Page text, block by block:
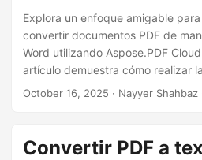
Explora un enfoque amigable
convertir documentos PDF de
Word utilizando Aspose.PDF
artículo demuestra cómo realizar
DOC y de PDF a DOCX en C#, lo
October 16, 2025 · Nayyer Shahbaz
Convertir PDF a